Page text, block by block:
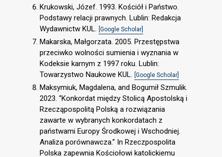
Krukowski, Józef. 1993. Kościół i Państwo.
Podstawy relacji prawnych. Lublin: Redakcja
Wydawnictw KUL. [Google Scholar]
Makarska, Małgorzata. 2005. Przestępstwa
przeciwko wolności sumienia i wyznania w
Kodeksie karnym z 1997 roku. Lublin:
Towarzystwo Naukowe KUL. [Google Scholar]
Maksymiuk, Magdalena, and Bogumił Szmulik.
2023. “Konkordat między Stolicą Apostolską i
Rzecząpospolitą Polską a rozwiązania
zawarte w wybranych konkordatach z
państwami Europy Środkowej i Wschodniej.
Analiza porównawcza.” In Rzeczpospolita
Polska zapewnia Kościołowi katolickiemu